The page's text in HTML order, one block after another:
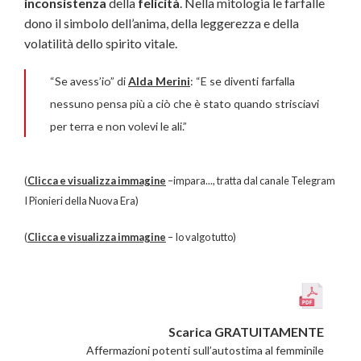
dono il simbolo dell’anima, della leggerezza e della
volatilità dello spirito vitale.
“Se avess’io” diAlda Merini: “E se diventi farfalla
nessuno pensa più a ciò che è stato quando strisciavi
per terra e non volevi le ali.”
(Clicca e visualizza immagine –impara..., tratta dal canale Telegram
I Pionieri della Nuova Era)
(Clicca e visualizza immagine – Io valgo tutto)
Scarica GRATUITAMENTE
Affermazioni potenti sull’autostima al femminile